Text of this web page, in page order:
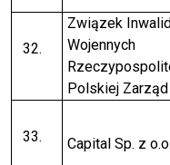
Związek
Wojennych
Polskiej Zarząd
Capital Sp. z o.o.